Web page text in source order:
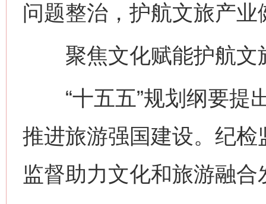
问题整治，护航文旅产业
聚焦文化赋能护航文
“十五五”规划纲要提
推进旅游强国建设。纪
监督助力文化和旅游融合